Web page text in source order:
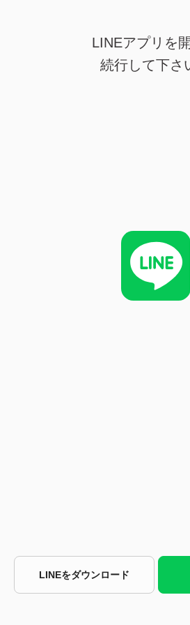
LINEアプリを
続行して下さ
LINEをダウンロード